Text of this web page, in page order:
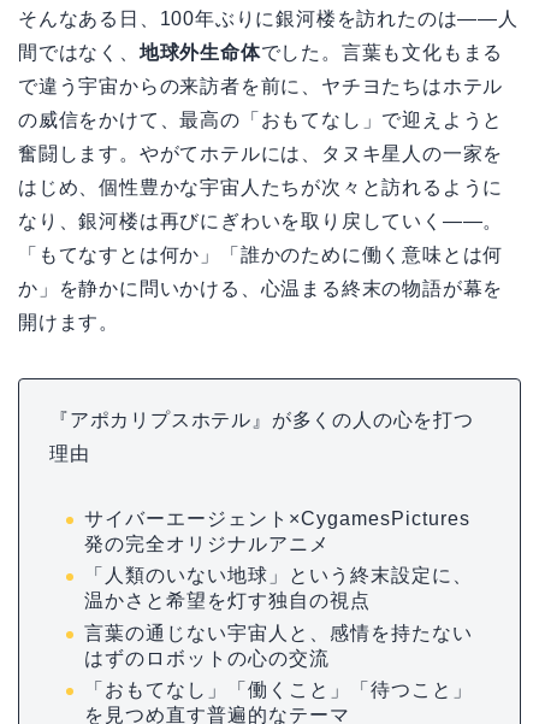
そんなある日、100年ぶりに銀河楼を訪れたのは――人
間ではなく、 地球外生命体でした。言葉も文化もまる
で違う宇宙からの来訪者を前に、ヤチヨたちはホテル
の威信をかけて、最高の「おもてなし」で迎えようと
奮闘します。やがてホテルには、タヌキ星人の一家を
はじめ、個性豊かな宇宙人たちが次々と訪れるように
なり、銀河楼は再びにぎわいを取り戻していく――。
「もてなすとは何か」「誰かのために働く意味とは何
か」を静かに問いかける、心温まる終末の物語が幕を
開けます。
『アポカリプスホテル』が多くの人の心を打つ
理由
サイバーエージェント×CygamesPictures
発の完全オリジナルアニメ
「人類のいない地球」という終末設定に、
温かさと希望を灯す独自の視点
言葉の通じない宇宙人と、感情を持たない
はずのロボットの心の交流
「おもてなし」「働くこと」「待つこと」
を見つめ直す普遍的なテーマ